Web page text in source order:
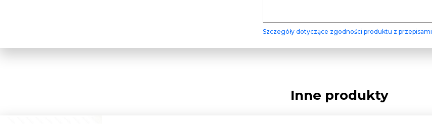
Szczegóły dotyczące zgodności produktu z przepisami
Inne produkty